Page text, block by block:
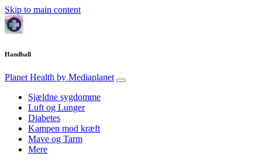
Skip to main content
Handball
Planet Health by Mediaplanet
Sjældne sygdomme
Luft og Lunger
Diabetes
Kampen mod kræft
Mave og Tarm
Mere